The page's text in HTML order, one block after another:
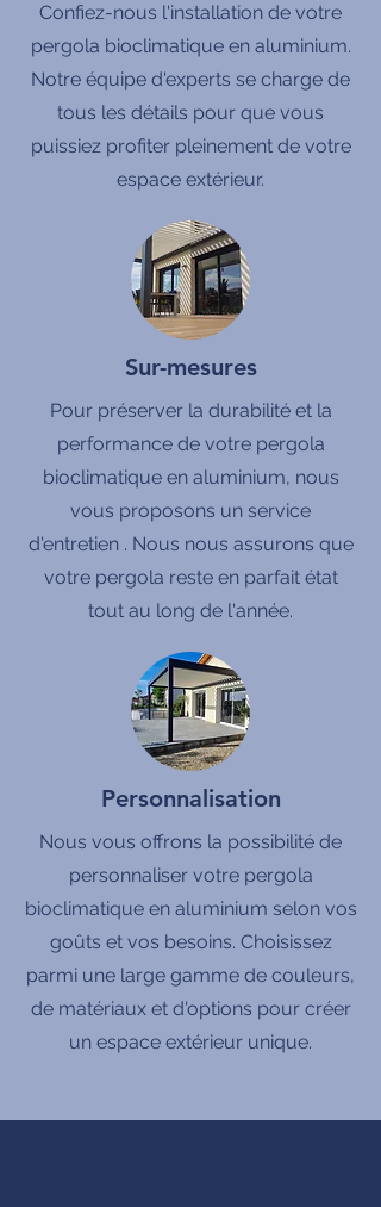
Confiez-nous l'installation de votre
pergola bioclimatique en aluminium.
Notre équipe d'experts se charge de
tous les détails pour que vous
puissiez profiter pleinement de votre
espace extérieur.
Sur-mesures
Pour préserver la durabilité et la
performance de votre pergola
bioclimatique en aluminium, nous
vous proposons un service
d'entretien . Nous nous assurons que
votre pergola reste en parfait état
tout au long de l'année.
Personnalisation
Nous vous offrons la possibilité de
personnaliser votre pergola
bioclimatique en aluminium selon vos
goûts et vos besoins. Choisissez
parmi une large gamme de couleurs,
de matériaux et d'options pour créer
un espace extérieur unique.